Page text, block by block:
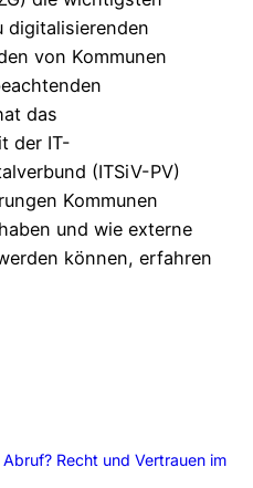
digitalisierenden
von Kommunen
das
der IT-
(ITSiV-PV)
Kommunen
und wie externe
können, erfahren
Recht und Vertrauen im